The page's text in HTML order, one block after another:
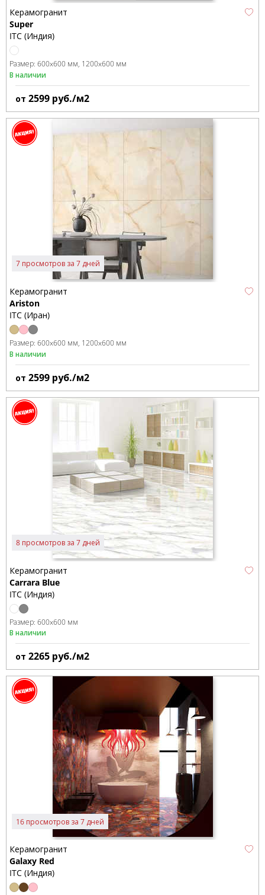
Керамогранит
Super
ITC (Индия)
Размер: 600x600 мм 1200x600 мм
В наличии
от 2599 руб./м2
7 просмотров за 7 дней
Керамогранит
Ariston
ITC (Иран)
Размер: 600x600 мм 1200x600 мм
В наличии
от 2599 руб./м2
8 просмотров за 7 дней
Керамогранит
Carrara Blue
ITC (Индия)
Размер: 600x600 мм
В наличии
от 2265 руб./м2
16 просмотров за 7 дней
Керамогранит
Galaxy Red
ITC (Индия)